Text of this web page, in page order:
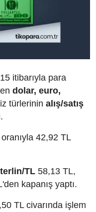
itibarıyla para
dolar, euro,
türlerinin alış/satış
42,92 TL
TL 58,13 TL,
kapanış yaptı.
TL civarında işlem